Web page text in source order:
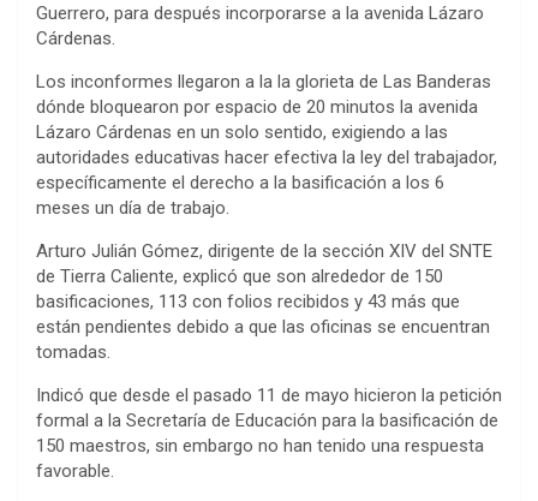
Guerrero, para después incorporarse a la avenida Lázaro
Cárdenas.
Los inconformes llegaron a la la glorieta de Las Banderas
dónde bloquearon por espacio de 20 minutos la avenida
Lázaro Cárdenas en un solo sentido, exigiendo a las
autoridades educativas hacer efectiva la ley del trabajador,
específicamente el derecho a la basificación a los 6
meses un día de trabajo.
Arturo Julián Gómez, dirigente de la sección XIV del SNTE
de Tierra Caliente, explicó que son alrededor de 150
basificaciones, 113 con folios recibidos y 43 más que
están pendientes debido a que las oficinas se encuentran
tomadas.
Indicó que desde el pasado 11 de mayo hicieron la petición
formal a la Secretaría de Educación para la basificación de
150 maestros, sin embargo no han tenido una respuesta
favorable.